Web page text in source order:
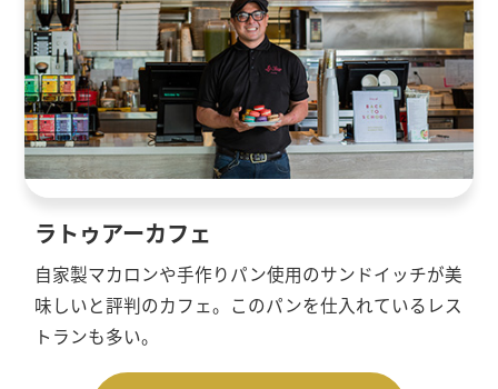
ラトゥアーカフェ
自家製マカロンや手作りパン使用のサンドイッチが美
味しいと評判のカフェ。このパンを仕入れているレス
トランも多い。